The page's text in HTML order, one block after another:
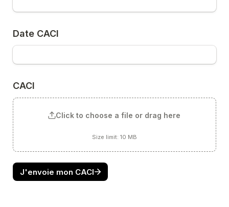
Date CACI
CACI
Click to choose a file or drag here
Size limit: 10 MB
J'envoie mon CACI